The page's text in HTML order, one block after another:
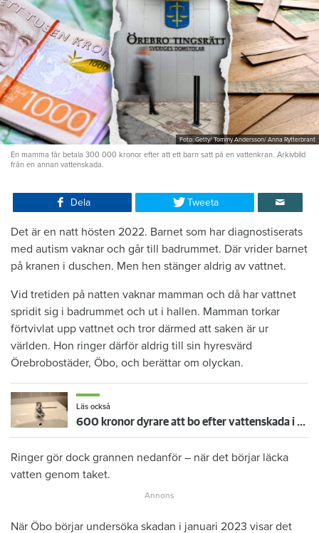
Foto: Getty/ Tommy Andersson/ Anna Rytterbrant
En mamma får betala 300 000 kronor efter att ett barn satt på en vattenkran. Arkivbild
från en annan vattenskada.
Dela Tweeta
Det är en natt hösten 2022. Barnet som har diagnostiserats
med autism vaknar och går till badrummet. Där vrider barnet
på kranen i duschen. Men hen stänger aldrig av vattnet.
Vid tretiden på natten vaknar mamman och då har vattnet
spridit sig i badrummet och ut i hallen. Mamman torkar
förtvivlat upp vattnet och tror därmed att saken är ur
världen. Hon ringer därför aldrig till sin hyresvärd
Örebrobostäder, Öbo, och berättar om olyckan.
Läs också
600 kronor dyrare att bo efter vattenskada i Varberg
Ringer gör dock grannen nedanför – när det börjar läcka
vatten genom taket.
När Öbo börjar undersöka skadan i januari 2023 visar det